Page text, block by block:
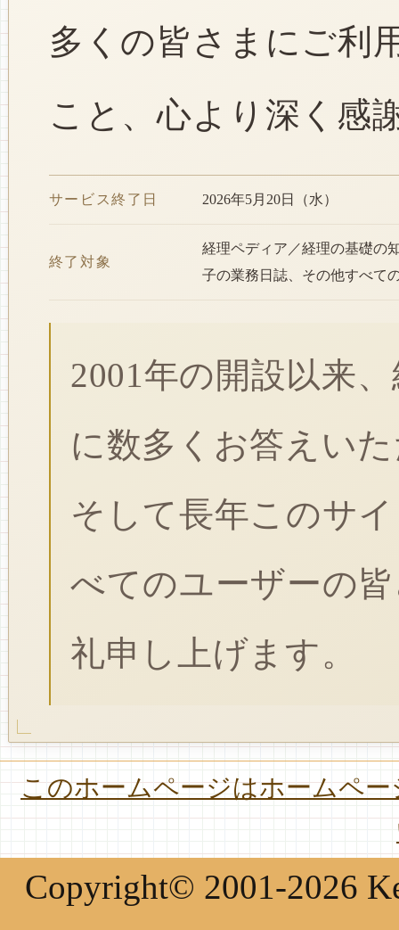
多くの皆さまにご利
こと、心より深く感
サービス終了日 2026年5月20日（水）
終了対象
経理ペディア／経理の基礎の
子の業務日誌、その他すべて
2001年の開設以来
に数多くお答えい
そして長年このサ
べてのユーザーの
礼申し上げます。
このホームページはホームペ
Copyright© 2001-2026